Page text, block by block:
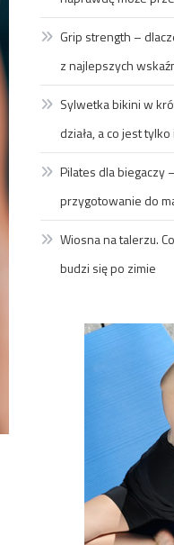
Grip strength –
z najlepszych
Sylwetka bikini w
działa, a co jest
Pilates dla biegaczy
przygotowanie do
Wiosna na talerzu.
budzi się po zimie